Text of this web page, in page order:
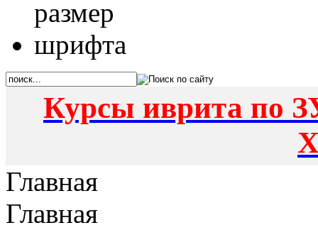
Курсы иврита по
Главная
Главная